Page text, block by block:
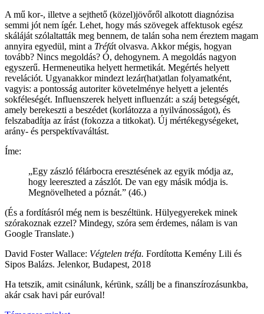
A mű kor-, illetve a sejthető (közel)jövőről alkotott diagnózisa
semmi jót nem ígér. Lehet, hogy más szövegek affektusok egész
skáláját szólaltatták meg bennem, de talán soha nem éreztem magam
annyira egyedül, mint a Tréfát olvasva. Akkor mégis, hogyan
tovább? Nincs megoldás? Ó, dehogynem. A megoldás nagyon
egyszerű. Hermeneutika helyett hermetikát. Megértés helyett
revelációt. Ugyanakkor mindezt lezár(hat)atlan folyamatként,
vagyis: a pontosság autoriter követelménye helyett a jelentés
sokféleségét. Influenszerek helyett influenzát: a száj betegségét,
amely berekeszti a beszédet (korlátozza a nyilvánosságot), és
felszabadítja az írást (fokozza a titkokat). Új mértékegységeket,
arány- és perspektívaváltást.
Íme:
„Egy zászló félárbocra eresztésének az egyik módja az,
hogy leereszted a zászlót. De van egy másik módja is.
Megnövelheted a póznát.” (46.)
(És a fordításról még nem is beszéltünk. Hülyegyerekek minek
szórakoznak ezzel? Mindegy, szóra sem érdemes, nálam is van
Google Translate.)
David Foster Wallace: Végtelen tréfa. Fordította Kemény Lili és
Sipos Balázs. Jelenkor, Budapest, 2018
Ha tetszik, amit csinálunk, kérünk, szállj be a finanszírozásunkba,
akár csak havi pár euróval!